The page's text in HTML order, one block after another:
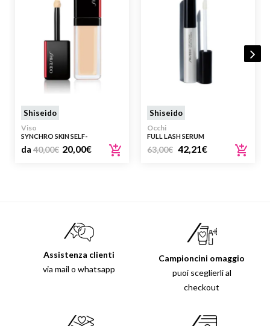
Shiseido
Viso
SYNCHRO SKIN SELF-
REFRESHING CONCEALER
da 40,00€ 20,00€
Shiseido
Occhi
FULL LASH SERUM
63,00€ 42,21€
Assistenza clienti
via mail o whatsapp
Campioncini omaggio
puoi sceglierli al
checkout